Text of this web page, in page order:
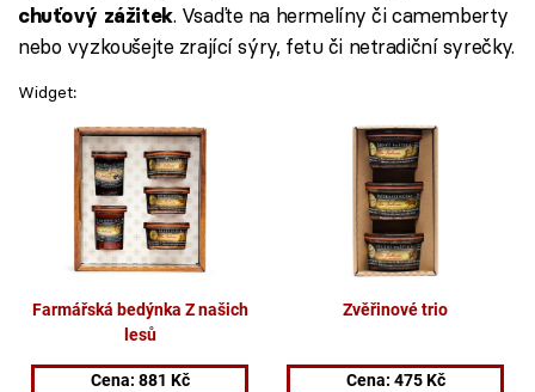
chuťový zážitek. Vsaďte na hermelíny či camemberty
nebo vyzkoušejte zrající sýry, fetu či netradiční syrečky.
Widget: